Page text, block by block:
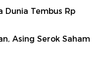
Dunia Tembus Rp
Asing Serok Saham